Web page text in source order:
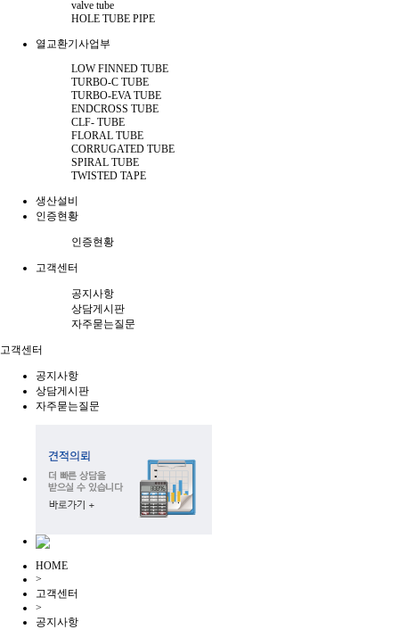
valve tube
HOLE TUBE PIPE
열교환기사업부
LOW FINNED TUBE
TURBO-C TUBE
TURBO-EVA TUBE
ENDCROSS TUBE
CLF- TUBE
FLORAL TUBE
CORRUGATED TUBE
SPIRAL TUBE
TWISTED TAPE
생산설비
인증현황
인증현황
고객센터
공지사항
상담게시판
자주묻는질문
고객센터
공지사항
상담게시판
자주묻는질문
HOME
>
고객센터
>
공지사항